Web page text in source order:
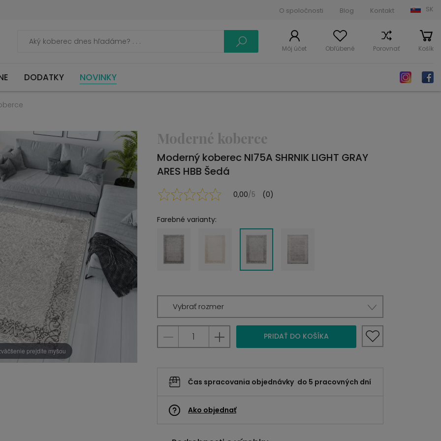
O spoločnosti Blog Kontakt SK
Môj účet Obľúbené Porovnať Košík
DODATKY NOVINKY
prejdite myšou
Moderné koberce
Moderný koberec NI75A SHRNIK LIGHT GRAY
ARES HBB Šedá
0,00/5 (0)
Farebné varianty:
Vybrať rozmer
PRIDAŤ DO KOŠÍKA
Čas spracovania objednávky do 5 pracovných dní
Ako objednať